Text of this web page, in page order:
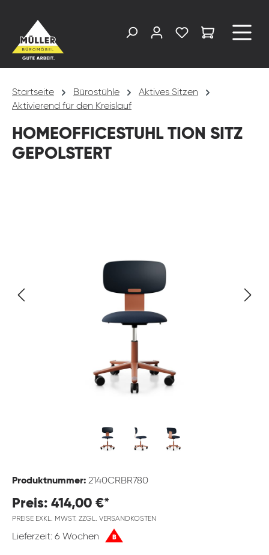
Startseite Bürostühle
Aktives Sitzen
Aktivierend für den Kreislauf
HOMEOFFICESTUHL TION SITZ
GEPOLSTERT
Produktnummer: 2140CRBR780
Preis: 414,00 €*
PREISE EXKL. MWST. ZZGL. VERSANDKOSTEN
Lieferzeit: 6 Wochen B